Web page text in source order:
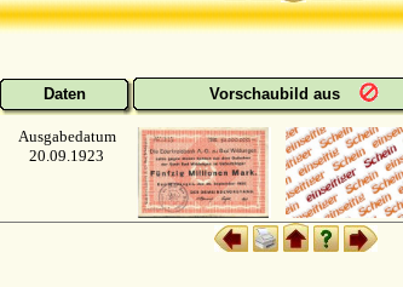
Daten Vorschaubild aus
Ausgabedatum
20.09.1923